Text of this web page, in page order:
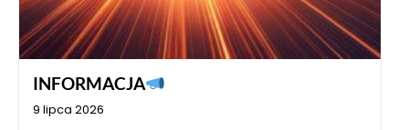
INFORMACJA
9 lipca 2026